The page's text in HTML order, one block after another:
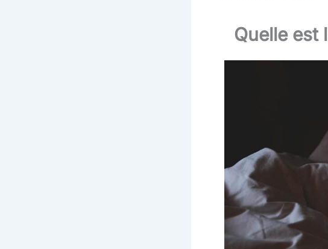
Quelle est